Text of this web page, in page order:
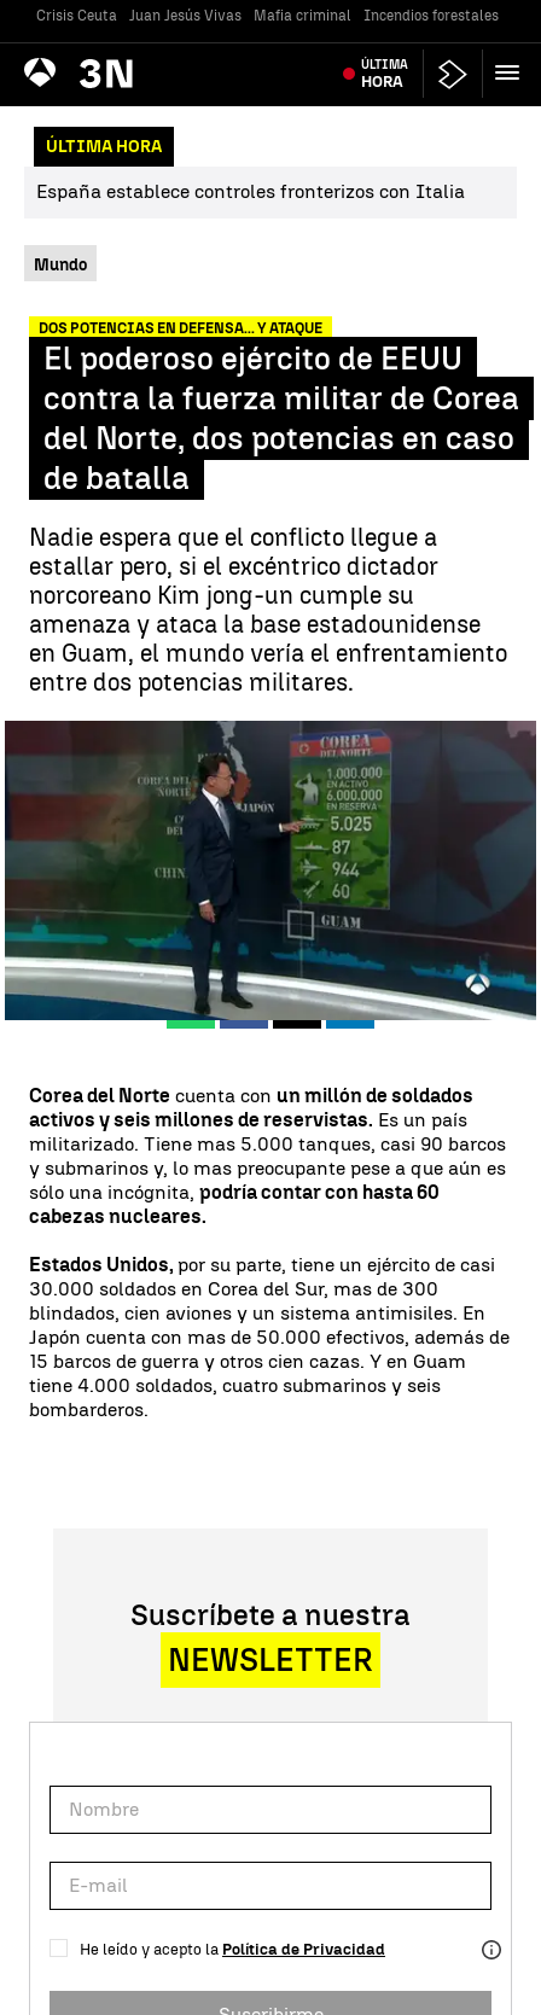
Crisis Ceuta Juan Jesús Vivas Mafia criminal Incendios forestales
Antena
3 Noticias ÚLTIMA
HORA
ÚLTIMA HORA
España establece controles fronterizos con Italia
Mundo
DOS POTENCIAS EN DEFENSA... Y ATAQUE
El poderoso ejército de EEUU
contra la fuerza militar de Corea
del Norte, dos potencias en caso
de batalla
Nadie espera que el conflicto llegue a
estallar pero, si el excéntrico dictador
norcoreano Kim jong-un cumple su
amenaza y ataca la base estadounidense
en Guam, el mundo vería el enfrentamiento
entre dos potencias militares.
El poderoso ejército de EEUU contra la fuerza militar de Corea del
Norte, dos potencias en caso de batalla |
Antena 3 Noticias Madrid
Publicado: 12 de agosto de 2017, 15:15
WhatsappFacebook
X Linkedin
Corea del Norte cuenta con un millón de soldados
activos y seis millones de reservistas. Es un país
militarizado. Tiene mas 5.000 tanques, casi 90 barcos
y submarinos y, lo mas preocupante pese a que aún es
sólo una incógnita, podría contar con hasta 60
cabezas nucleares.
Estados Unidos, por su parte, tiene un ejército de casi
30.000 soldados en Corea del Sur, mas de 300
blindados, cien aviones y un sistema antimisiles. En
Japón cuenta con mas de 50.000 efectivos, además de
15 barcos de guerra y otros cien cazas. Y en Guam
tiene 4.000 soldados, cuatro submarinos y seis
bombarderos.
Suscríbete a nuestra
NEWSLETTER
He leído y acepto la Política de Privacidad